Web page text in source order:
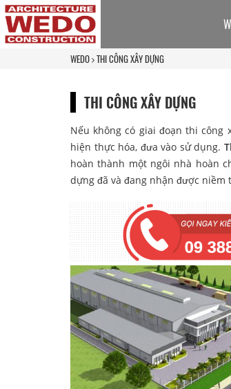
WEDO THI CÔNG XÂY DỰNG
THI CÔNG XÂY DỰNG
Nếu không có giai đoạn thi
hiện thực hóa, đưa vào sử dụng.
hoàn thành một ngôi nhà hoàn
dựng đã và đang nhận được